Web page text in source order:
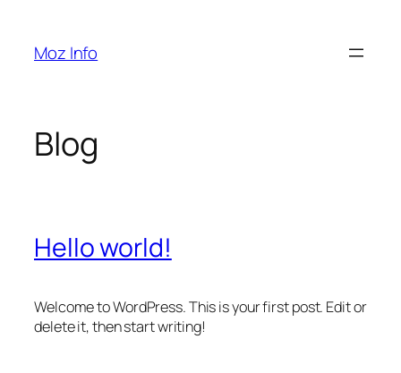
Moz Info
Blog
Hello world!
Welcome to WordPress. This is your first post. Edit or
delete it, then start writing!